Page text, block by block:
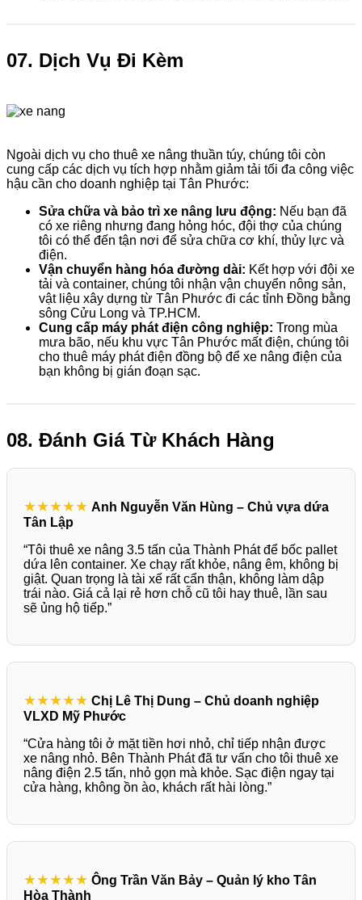
07. Dịch Vụ Đi Kèm
Ngoài dịch vụ cho thuê xe nâng thuần túy, chúng tôi còn
cung cấp các dịch vụ tích hợp nhằm giảm tải tối đa công việc
hậu cần cho doanh nghiệp tại Tân Phước:
Sửa chữa và bảo trì xe nâng lưu động: Nếu bạn đã
có xe riêng nhưng đang hỏng hóc, đội thợ của chúng
tôi có thể đến tận nơi để sửa chữa cơ khí, thủy lực và
điện.
Vận chuyển hàng hóa đường dài: Kết hợp với đội xe
tải và container, chúng tôi nhận vận chuyển nông sản,
vật liệu xây dựng từ Tân Phước đi các tỉnh Đồng bằng
sông Cửu Long và TP.HCM.
Cung cấp máy phát điện công nghiệp: Trong mùa
mưa bão, nếu khu vực Tân Phước mất điện, chúng tôi
cho thuê máy phát điện đồng bộ để xe nâng điện của
bạn không bị gián đoạn sạc.
08. Đánh Giá Từ Khách Hàng
★★★★★ Anh Nguyễn Văn Hùng – Chủ vựa dứa
Tân Lập
“Tôi thuê xe nâng 3.5 tấn của Thành Phát để bốc pallet
dứa lên container. Xe chạy rất khỏe, nâng êm, không bị
giật. Quan trọng là tài xế rất cẩn thận, không làm dập
trái nào. Giá cả lại rẻ hơn chỗ cũ tôi hay thuê, lần sau
sẽ ủng hộ tiếp.”
★★★★★ Chị Lê Thị Dung – Chủ doanh nghiệp
VLXD Mỹ Phước
“Cửa hàng tôi ở mặt tiền hơi nhỏ, chỉ tiếp nhận được
xe nâng nhỏ. Bên Thành Phát đã tư vấn cho tôi thuê xe
nâng điện 2.5 tấn, nhỏ gọn mà khỏe. Sạc điện ngay tại
cửa hàng, không ồn ào, khách rất hài lòng.”
★★★★★ Ông Trần Văn Bảy – Quản lý kho Tân
Hòa Thành